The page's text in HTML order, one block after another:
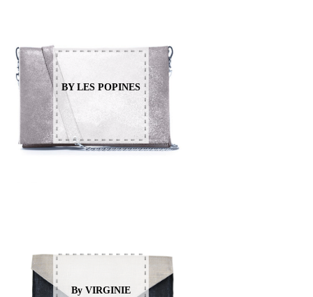
BY LES POPINES
By VIRGINIE